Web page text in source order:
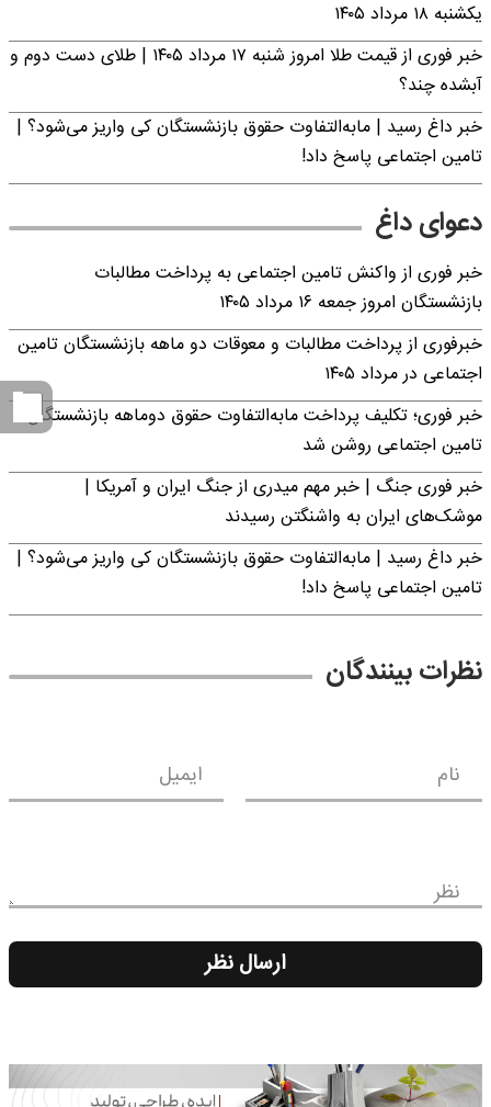
یکشنبه ۱۸ مرداد ۱۴۰۵
خبر فوری از قیمت طلا امروز شنبه ۱۷ مرداد ۱۴۰۵ | طلای دست دوم و
آبشده چند؟
خبر داغ رسید | مابه‌التفاوت حقوق بازنشستگان کی واریز می‌شود؟ |
تامین اجتماعی پاسخ داد!
دعوای داغ
خبر فوری از واکنش تامین اجتماعی به پرداخت مطالبات
بازنشستگان امروز جمعه ۱۶ مرداد ۱۴۰۵
خبرفوری از پرداخت مطالبات و معوقات دو ماهه بازنشستگان تامین
اجتماعی در مرداد ۱۴۰۵
خبر فوری؛ تکلیف پرداخت مابه‌التفاوت حقوق دوماهه بازنشستگان
تامین اجتماعی روشن شد
خبر فوری جنگ | خبر مهم میدری از جنگ ایران و آمریکا |
موشک‌های ایران به واشنگتن رسیدند
خبر داغ رسید | مابه‌التفاوت حقوق بازنشستگان کی واریز می‌شود؟ |
تامین اجتماعی پاسخ داد!
نظرات بینندگان
نام ایمیل
نظر
ارسال نظر